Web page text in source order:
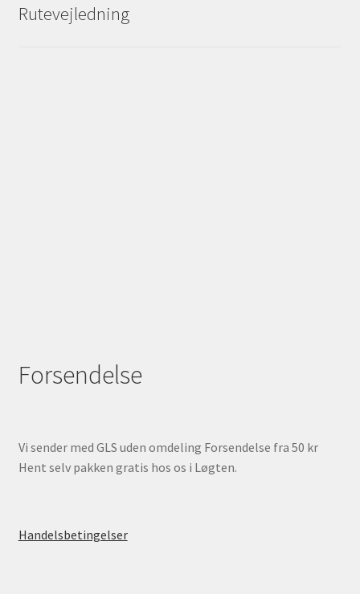
Rutevejledning
Forsendelse
Vi sender med GLS uden omdeling Forsendelse fra 50 kr
Hent selv pakken gratis hos os i Løgten.
Handelsbetingelser